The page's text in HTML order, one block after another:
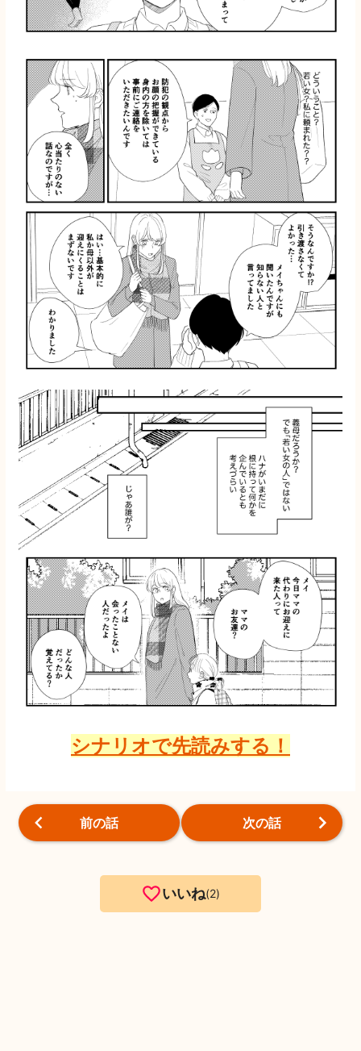
シナリオで先読みする！
前の話 次の話
いいね 2